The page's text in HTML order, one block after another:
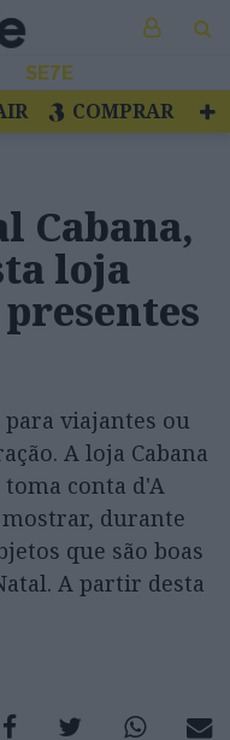
SE7E
COMPRAR
Cabana,
loja
para viajantes ou
A loja Cabana
conta d'A
mostrar, durante
que são boas
A partir desta